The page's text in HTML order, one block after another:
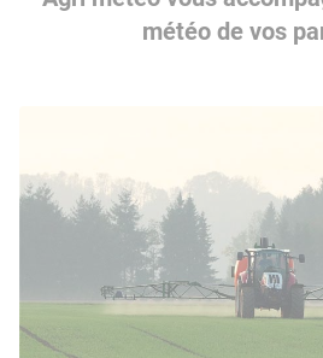
météo de vos